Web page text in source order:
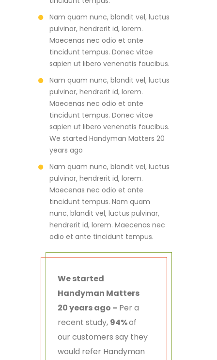
pulvinar, hendrerit id, lorem.
Maecenas nec odio et ante
tincidunt tempus. Donec vitae
sapien ut libero venenatis faucibus.
Nam quam nunc, blandit vel, luctus
pulvinar, hendrerit id, lorem.
Maecenas nec odio et ante
tincidunt tempus. Donec vitae
sapien ut libero venenatis faucibus.
We started Handyman Matters 20
years ago
Nam quam nunc, blandit vel, luctus
pulvinar, hendrerit id, lorem.
Maecenas nec odio et ante
tincidunt tempus. Nam quam
nunc, blandit vel, luctus pulvinar,
hendrerit id, lorem. Maecenas nec
odio et ante tincidunt tempus.
We started
20 years ago –
recent study,94%of
our customers say they
would refer Handyman
Matters to their own